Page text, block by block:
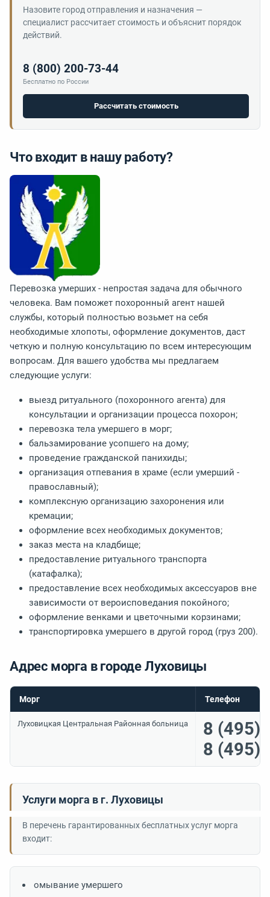
Назовите город отправления и назначения —
специалист рассчитает стоимость и объяснит порядок
действий.
8 (800) 200-73-44
Бесплатно по России
Рассчитать стоимость
Что входит в нашу работу?
Перевозка умерших - непростая задача для обычного
человека. Вам поможет похоронный агент нашей
службы, который полностью возьмет на себя
необходимые хлопоты, оформление документов, даст
четкую и полную консультацию по всем интересующим
вопросам. Для вашего удобства мы предлагаем
следующие услуги:
выезд ритуального (похоронного агента) для
консультации и организации процесса похорон;
перевозка тела умершего в морг;
бальзамирование усопшего на дому;
проведение гражданской панихиды;
организация отпевания в храме (если умерший -
православный);
комплексную организацию захоронения или
кремации;
оформление всех необходимых документов;
заказ места на кладбище;
предоставление ритуального транспорта
(катафалка);
предоставление всех необходимых аксессуаров вне
зависимости от вероисповедания покойного;
оформление венками и цветочными корзинами;
транспортировка умершего в другой город (груз 200).
Адрес морга в городе Луховицы
Морг Телефон
Луховицкая Центральная Районная больница
8 (495)
8 (495)
Услуги морга в г. Луховицы
В перечень гарантированных бесплатных услуг морга
входит:
омывание умершего